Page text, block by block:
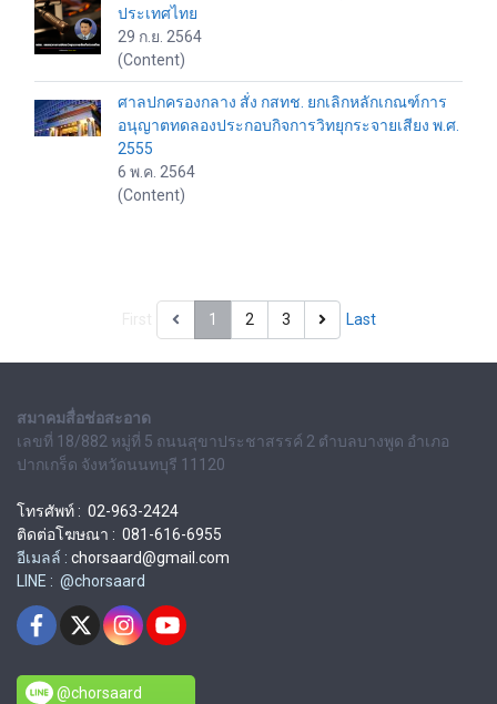
ประเทศไทย
29 ก.ย. 2564
(Content)
ศาลปกครองกลาง สั่ง กสทช. ยกเลิกหลักเกณฑ์การ
อนุญาตทดลองประกอบกิจการวิทยุกระจายเสียง พ.ศ.
2555
6 พ.ค. 2564
(Content)
1 2 3 Last
สมาคมสื่อช่อสะอาด
เลขที่ 18/882 หมู่ที่ 5 ถนนสุขาประชาสรรค์ 2 ตำบลบางพูด อำเภอ
ปากเกร็ด จังหวัดนนทบุรี 11120
โทรศัพท์ : 02-963-2424
ติดต่อโฆษณา : 081-616-6955
อีเมลล์ : chorsaard@gmail.com
LINE : @chorsaard
@chorsaard